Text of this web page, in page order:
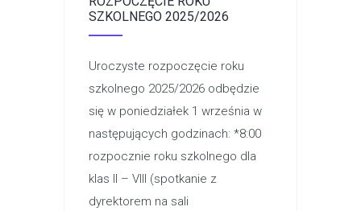
SZKOLNEGO 2025/2026
Uroczyste rozpoczęcie roku
szkolnego 2025/2026 odbędzie
się w poniedziałek 1 września w
następujących godzinach: *8:00
rozpocznie roku szkolnego dla
klas II – VIII (spotkanie z
dyrektorem na sali